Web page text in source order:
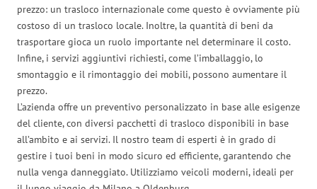
prezzo: un trasloco internazionale come questo è ovviamente più
costoso di un trasloco locale. Inoltre, la quantità di beni da
trasportare gioca un ruolo importante nel determinare il costo.
Infine, i servizi aggiuntivi richiesti, come l’imballaggio, lo
smontaggio e il rimontaggio dei mobili, possono aumentare il
prezzo.
L’azienda offre un preventivo personalizzato in base alle esigenze
del cliente, con diversi pacchetti di trasloco disponibili in base
all’ambito e ai servizi. Il nostro team di esperti è in grado di
gestire i tuoi beni in modo sicuro ed efficiente, garantendo che
nulla venga danneggiato. Utilizziamo veicoli moderni, ideali per